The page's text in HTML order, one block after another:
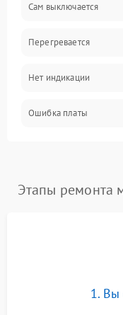
Сам выключается
Перегревается
Нет индикации
Ошибка платы
Этапы ремонта
1. Вы